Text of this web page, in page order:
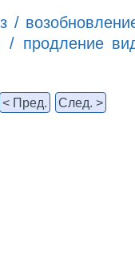
/
/ продление
< Пред. След. >